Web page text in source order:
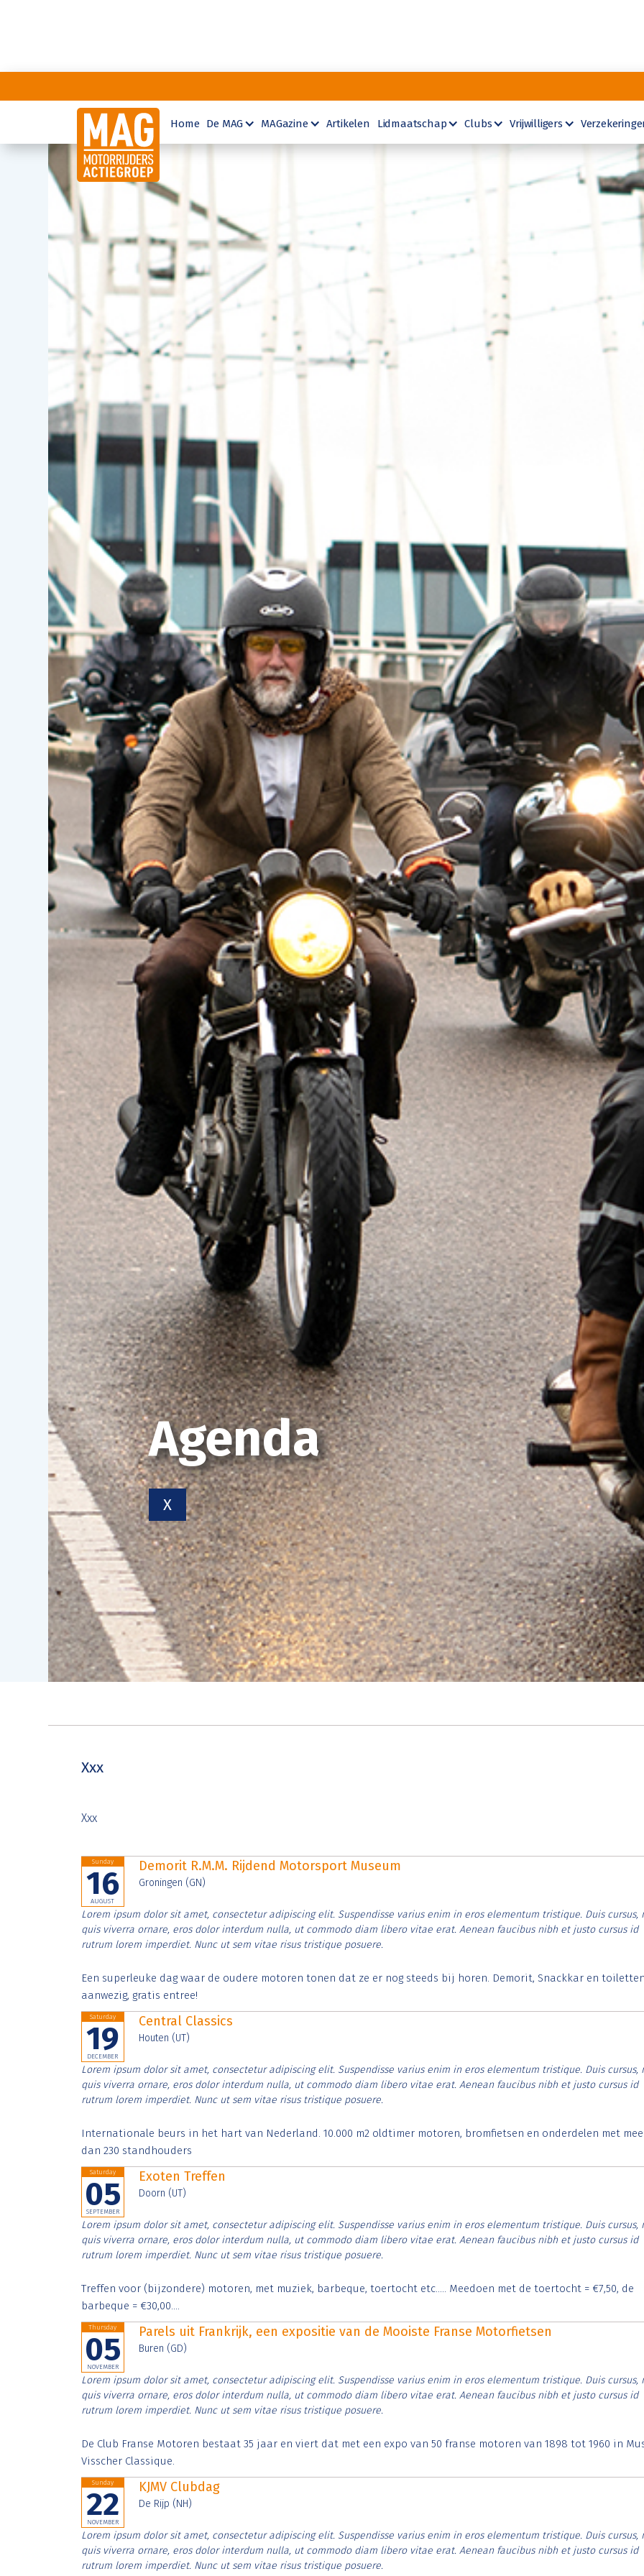
Home De MAG MAGazine Artikelen Lidmaatschap Clubs Vrijwilligers
Agenda
X
Xxx
Xxx
Sunday
16
AUGUST
Demorit R.M.M. Rijdend Motorsport Museum
Groningen (GN)
Lorem ipsum dolor sit amet, consectetur adipiscing elit. Suspendisse varius enim in eros elementum tristique. Duis cursus,
quis viverra ornare, eros dolor interdum nulla, ut commodo diam libero vitae erat. Aenean faucibus nibh et justo cursus id
rutrum lorem imperdiet. Nunc ut sem vitae risus tristique posuere.
Een superleuke dag waar de oudere motoren tonen dat ze er nog steeds bij horen. Demorit, Snackkar en
aanwezig, gratis entree!
Saturday
19
DECEMBER
Central Classics
Houten (UT)
Lorem ipsum dolor sit amet, consectetur adipiscing elit. Suspendisse varius enim in eros elementum tristique. Duis cursus,
quis viverra ornare, eros dolor interdum nulla, ut commodo diam libero vitae erat. Aenean faucibus nibh et justo cursus id
rutrum lorem imperdiet. Nunc ut sem vitae risus tristique posuere.
Internationale beurs in het hart van Nederland. 10.000 m2 oldtimer motoren, bromfietsen en onderdelen met
dan 230 standhouders
Saturday
05
SEPTEMBER
Exoten Treffen
Doorn (UT)
Lorem ipsum dolor sit amet, consectetur adipiscing elit. Suspendisse varius enim in eros elementum tristique. Duis cursus,
quis viverra ornare, eros dolor interdum nulla, ut commodo diam libero vitae erat. Aenean faucibus nibh et justo cursus id
rutrum lorem imperdiet. Nunc ut sem vitae risus tristique posuere.
Treffen voor (bijzondere) motoren, met muziek, barbeque, toertocht etc..... Meedoen met de toertocht = €7,50, de
barbeque = €30,00....
Thursday
05
NOVEMBER
Parels uit Frankrijk, een expositie van de Mooiste Franse Motorfietsen
Buren (GD)
Lorem ipsum dolor sit amet, consectetur adipiscing elit. Suspendisse varius enim in eros elementum tristique. Duis cursus,
quis viverra ornare, eros dolor interdum nulla, ut commodo diam libero vitae erat. Aenean faucibus nibh et justo cursus id
rutrum lorem imperdiet. Nunc ut sem vitae risus tristique posuere.
De Club Franse Motoren bestaat 35 jaar en viert dat met een expo van 50 franse motoren van 1898 tot 1960 in
Visscher Classique.
Sunday
22
NOVEMBER
KJMV Clubdag
De Rijp (NH)
Lorem ipsum dolor sit amet, consectetur adipiscing elit. Suspendisse varius enim in eros elementum tristique. Duis cursus,
quis viverra ornare, eros dolor interdum nulla, ut commodo diam libero vitae erat. Aenean faucibus nibh et justo cursus id
rutrum lorem imperdiet. Nunc ut sem vitae risus tristique posuere.